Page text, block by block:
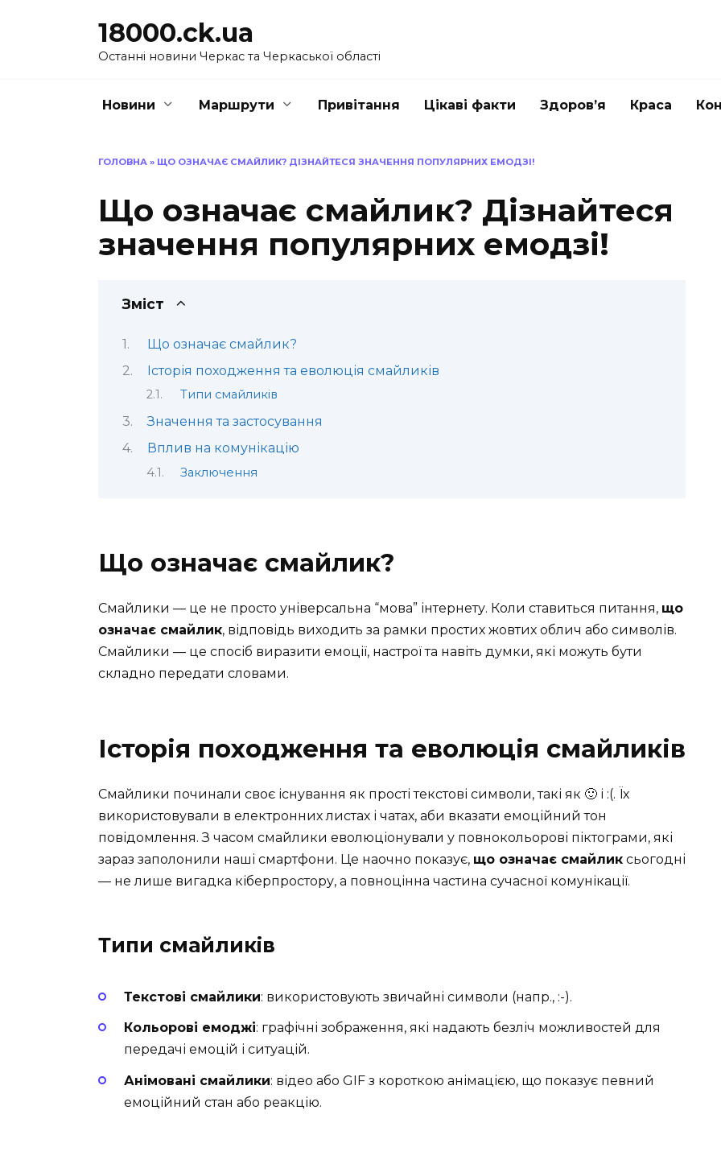
18000.ck.ua
Останні новини Черкас та Черкаської області
Новини Маршрути Привітання Цікаві факти Здоров’я Краса
ГОЛОВНА » ЩО ОЗНАЧАЄ СМАЙЛИК? ДІЗНАЙТЕСЯ ЗНАЧЕННЯ ПОПУЛЯРНИХ ЕМОДЗІ!
Що означає смайлик? Дізнайтеся
значення популярних емодзі!
Зміст
Що означає смайлик?
Історія походження та еволюція смайликів
Типи смайликів
Значення та застосування
Вплив на комунікацію
Заключення
Що означає смайлик?
Смайлики — це не просто універсальна “мова” інтернету. Коли ставиться питання, що
означає смайлик, відповідь виходить за рамки простих жовтих облич або символів.
Смайлики — це спосіб виразити емоції, настрої та навіть думки, які можуть бути
складно передати словами.
Історія походження та еволюція смайликів
Смайлики починали своє існування як прості текстові символи, такі як 🙂 і :(. Їх
використовували в електронних листах і чатах, аби вказати емоційний тон
повідомлення. З часом смайлики еволюціонували у повнокольорові піктограми, які
зараз заполонили наші смартфони. Це наочно показує, що означає смайлик сьогодні
— не лише вигадка кіберпростору, а повноцінна частина сучасної комунікації.
Типи смайликів
Текстові смайлики: використовують звичайні символи (напр., :-).
Кольорові емоджі: графічні зображення, які надають безліч можливостей для
передачі емоцій і ситуацій.
Анімовані смайлики: відео або GIF з короткою анімацією, що показує певний
емоційний стан або реакцію.